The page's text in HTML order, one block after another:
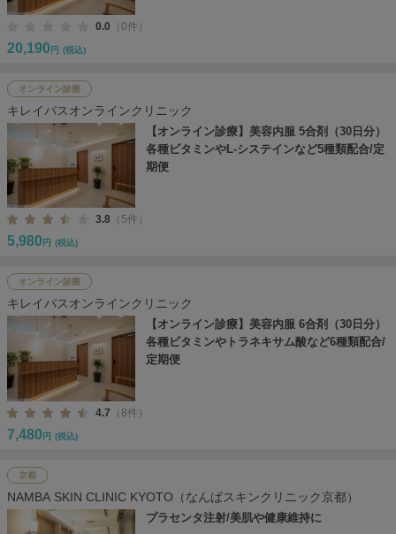
0.0 （0件）
20,190 円 (税込)
オンライン診療
キレイパスオンラインクリニック
【オンライン診療】美容内服 5合剤（30日分）
各種ビタミンやL-システインなど5種類配合/定
期便
3.8 （5件）
5,980 円 (税込)
オンライン診療
キレイパスオンラインクリニック
【オンライン診療】美容内服 6合剤（30日分）
各種ビタミンやトラネキサム酸など6種類配合/
定期便
4.7 （8件）
7,480 円 (税込)
京都
NAMBA SKIN CLINIC KYOTO（なんばスキンクリニック京都）
プラセンタ注射/美肌や健康維持に